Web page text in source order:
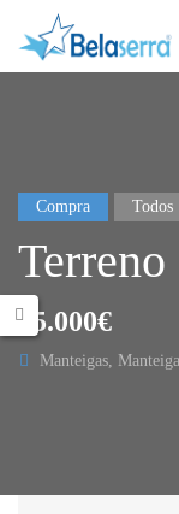
Compra Todos
25.000€
Manteigas,